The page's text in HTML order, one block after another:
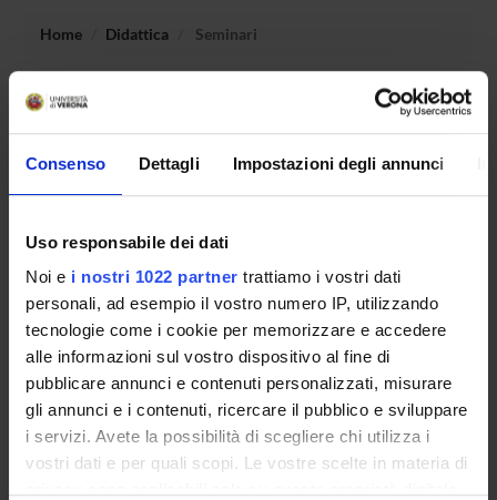
Consenso Dettagli Impostazioni degli annunci
Uso responsabile dei dati
Noi e i nostri 1022 partner trattiamo i vostri dati
personali, ad esempio il vostro numero IP, utilizzando
tecnologie come i cookie per memorizzare e accedere
alle informazioni sul vostro dispositivo al fine di
pubblicare annunci e contenuti personalizzati, misurare
gli annunci e i contenuti, ricercare il pubblico e sviluppare
i servizi. Avete la possibilità di scegliere chi utilizza i
vostri dati e per quali scopi. Le vostre scelte in materia di
Home Didattica Seminari
Non è stato trovato alcun seminario relativo
OFFERTA FORMATIVA
CORSI DI STUDIO
DOTTORATI DI RICERCA E FORMAZIONE
SUPERIORE
Persone
Luoghi